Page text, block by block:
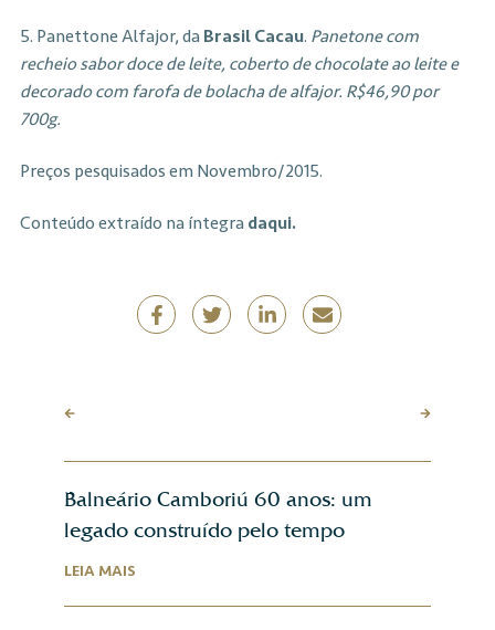
5. Panettone Alfajor, da Brasil Cacau. Panetone com
recheio sabor doce de leite, coberto de chocolate ao leite e
decorado com farofa de bolacha de alfajor. R$46,90 por
700g.
Preços pesquisados em Novembro/2015.
Conteúdo extraído na íntegra daqui.
Balneário Camboriú 60 anos: um
legado construído pelo tempo
LEIA MAIS